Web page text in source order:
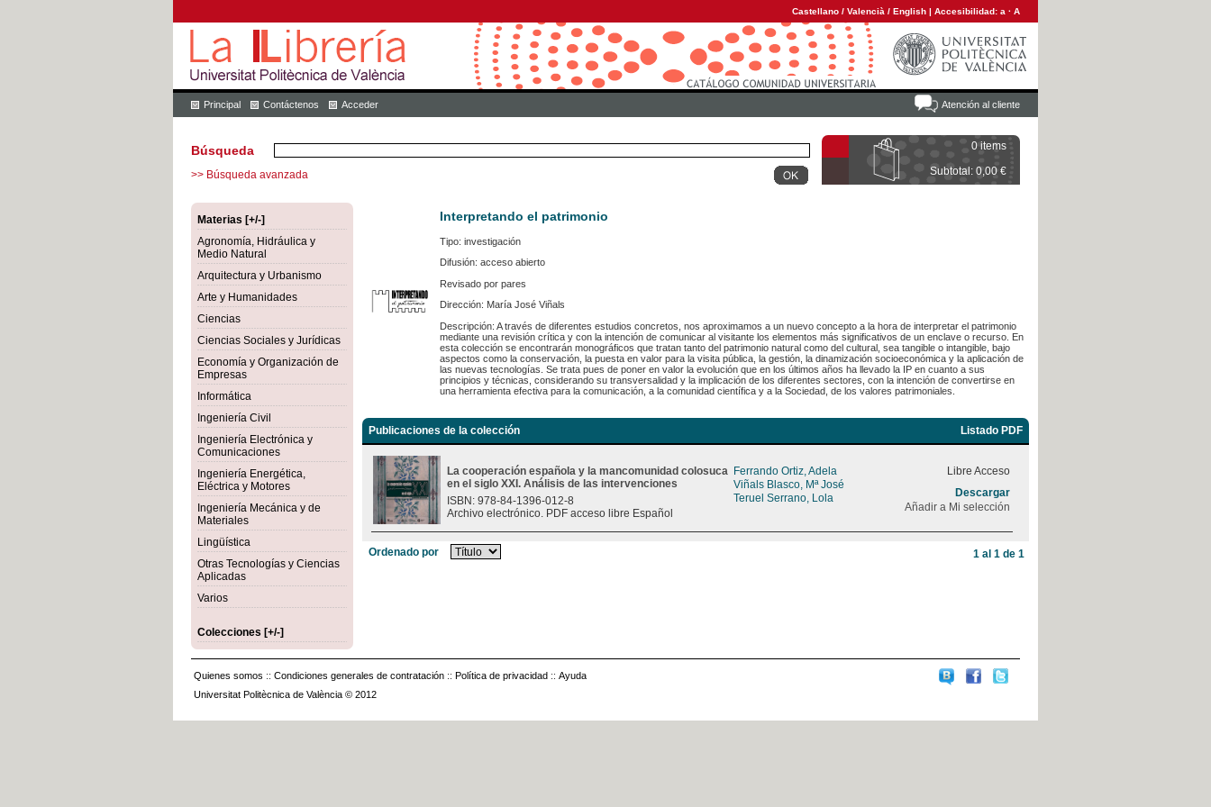
Castellano / Valencià / English | Accesibilidad: a · A
Atención al cliente
Principal Contáctenos Acceder
0 items
Subtotal: 0,00 €
Búsqueda
>> Búsqueda avanzada
Materias [+/-]
Agronomía, Hidráulica y
Medio Natural
Arquitectura y Urbanismo
Arte y Humanidades
Ciencias
Ciencias Sociales y Jurídicas
Economía y Organización de
Empresas
Informática
Ingeniería Civil
Ingeniería Electrónica y
Comunicaciones
Ingeniería Energética,
Eléctrica y Motores
Ingeniería Mecánica y de
Materiales
Lingüística
Otras Tecnologías y Ciencias
Aplicadas
Varios
Colecciones [+/-]
Interpretando el patrimonio
Tipo: investigación
Difusión: acceso abierto
Revisado por pares
Dirección: María José Viñals
Descripción: A través de diferentes estudios concretos, nos aproximamos a un nuevo concepto a la hora de interpretar el patrimonio
mediante una revisión crítica y con la intención de comunicar al visitante los elementos más significativos de un enclave o recurso. En
esta colección se encontrarán monográficos que tratan tanto del patrimonio natural como del cultural, sea tangible o intangible, bajo
aspectos como la conservación, la puesta en valor para la visita pública, la gestión, la dinamización socioeconómica y la aplicación de
las nuevas tecnologías. Se trata pues de poner en valor la evolución que en los últimos años ha llevado la IP en cuanto a sus
principios y técnicas, considerando su transversalidad y la implicación de los diferentes sectores, con la intención de convertirse en
una herramienta efectiva para la comunicación, a la comunidad científica y a la Sociedad, de los valores patrimoniales.
Publicaciones de la colección Listado PDF
La cooperación española y la mancomunidad colosuca
en el siglo XXI. Análisis de las intervenciones
ISBN: 978-84-1396-012-8
Archivo electrónico. PDF acceso libre Español
Ferrando Ortiz, Adela
Viñals Blasco, Mª José
Teruel Serrano, Lola
Libre Acceso
Descargar
Añadir a Mi selección
Ordenado por 1 al 1 de 1
Quienes somos :: Condiciones generales de contratación :: Política de privacidad :: Ayuda
Universitat Politècnica de València © 2012